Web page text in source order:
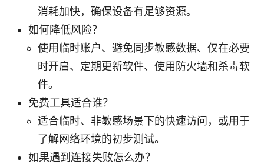
消耗加快，确保设备有足够资源。
如何降低风险？
使用临时账户、避免同步敏感数据、仅在必要
时开启、定期更新软件、使用防火墙和杀毒软
件。
免费工具适合谁？
适合临时、非敏感场景下的快速访问，或用于
了解网络环境的初步测试。
如果遇到连接失败怎么办？